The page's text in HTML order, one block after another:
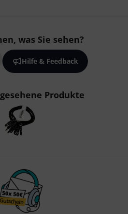
was Sie sehen?
Hilfe & Feedback
Produkte